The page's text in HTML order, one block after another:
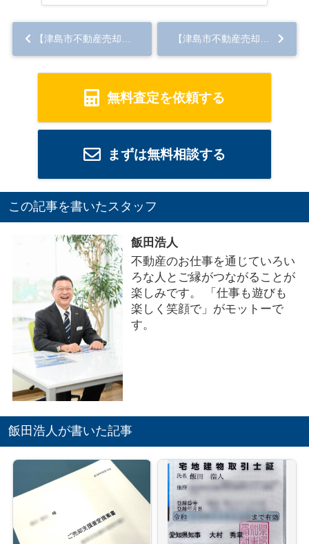
無料査定を依頼する
まずは無料相談する
この記事を書いたスタッフ
飯田浩人
不動産のお仕事を通じていろい
ろな人とご縁がつながることが
楽しみです。 「仕事も遊びも
楽しく笑顔で」がモットーで
す。
飯田浩人が書いた記事